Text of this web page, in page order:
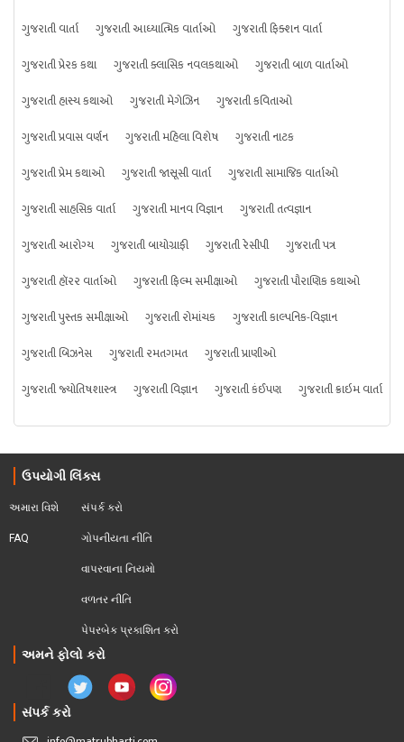
ગુજરાતી વાર્તા ગુજરાતી આધ્યાત્મિક વાર્તાઓ
ગુજરાતી ફિક્શન વાર્તા
ગુજરાતી પ્રેરક કથા
ગુજરાતી ક્લાસિક નવલકથાઓ
ગુજરાતી બાળ વાર્તાઓ
ગુજરાતી હાસ્ય કથાઓ
ગુજરાતી મેગેઝિન
ગુજરાતી કવિતાઓ
ગુજરાતી પ્રવાસ વર્ણન
ગુજરાતી મહિલા વિશેષ
ગુજરાતી નાટક
ગુજરાતી પ્રેમ કથાઓ
ગુજરાતી જાસૂસી વાર્તા
ગુજરાતી સામાજિક વાર્તાઓ
ગુજરાતી સાહસિક વાર્તા
ગુજરાતી માનવ વિજ્ઞાન
ગુજરાતી તત્વજ્ઞાન
ગુજરાતી આરોગ્ય
ગુજરાતી બાયોગ્રાફી ગુજરાતી રેસીપી
ગુજરાતી પત્ર
ગુજરાતી હૉરર વાર્તાઓ
ગુજરાતી ફિલ્મ સમીક્ષાઓ
ગુજરાતી પૌરાણિક કથાઓ
ગુજરાતી પુસ્તક સમીક્ષાઓ
ગુજરાતી રોમાંચક
ગુજરાતી કાલ્પનિક-વિજ્ઞાન
ગુજરાતી બિઝનેસ
ગુજરાતી રમતગમત
ગુજરાતી પ્રાણીઓ
ગુજરાતી જ્યોતિષશાસ્ત્ર
ગુજરાતી વિજ્ઞાન ગુજરાતી કંઈપણ ગુજરાતી ક્રાઇમ વાર્તા
ઉપયોગી લિંક્સ
અમારા વિશે
FAQ
સંપર્ક કરો
ગોપનીયતા નીતિ
વાપરવાના નિયમો
વળતર નીતિ
પેપરબેક પ્રકાશિત કરો
અમને ફોલો કરો
સંપર્ક કરો